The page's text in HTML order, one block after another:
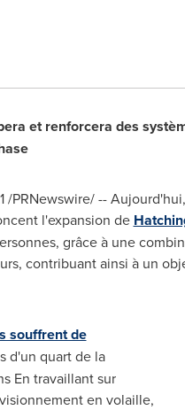
et renforcera des
/PRNewswire/ --
l'expansion de
grâce à une
contribuant ainsi à un
souffrent de
d'un quart de la
En travaillant sur
en volaille,